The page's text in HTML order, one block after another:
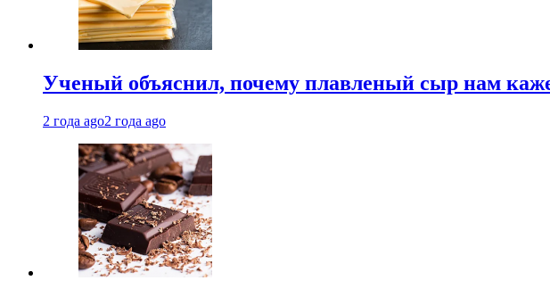
Ученый объяснил, почему плавленый сыр нам
2 года ago2 года ago